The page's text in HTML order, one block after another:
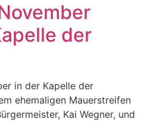
der
in der Kapelle der
ehemaligen Mauerstreifen
Kai Wegner, und